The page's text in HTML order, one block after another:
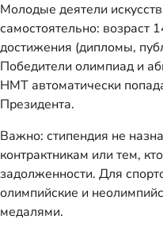
Молодые деятели
самостоятельно: возраст
достижения (дипломы,
Победители олимпиад и
НМТ автоматически
Президента.
Важно: стипендия не
контрактникам или тем,
задолженности. Для
олимпийские и
медалями.